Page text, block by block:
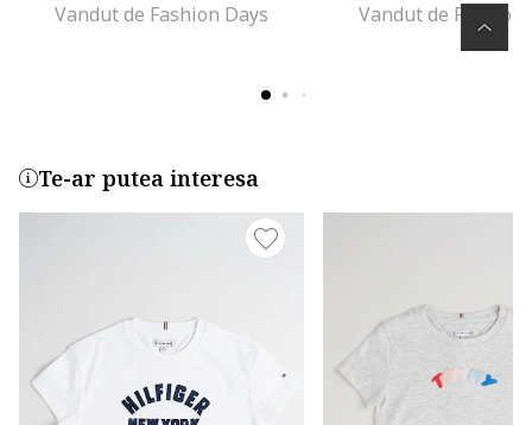
Vandut de Fashion Days
Vandut de Fashion
Te-ar putea interesa